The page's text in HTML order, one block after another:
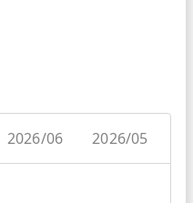
2026/06 2026/05